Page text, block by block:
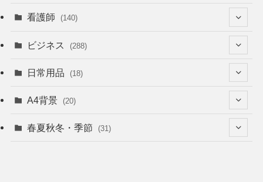
(74)
(64)
(53)
看護師 (140)
(53)
(36)
ビジネス (288)
(120)
(12)
(49)
(8)
日常用品 (18)
(13)
A4背景 (20)
(5)
春夏秋冬・季節 (31)